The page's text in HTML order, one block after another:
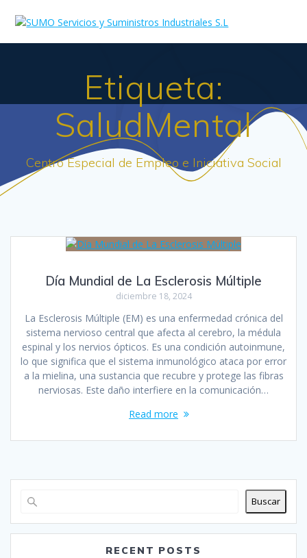
to
Etiqueta:
SaludMental
Centro Especial de Empleo e Iniciativa Social
Día Mundial de La Esclerosis Múltiple
diciembre 18, 2024
La Esclerosis Múltiple (EM) es una enfermedad crónica del
sistema nervioso central que afecta al cerebro, la médula
espinal y los nervios ópticos. Es una condición autoinmune,
lo que significa que el sistema inmunológico ataca por error
a la mielina, una sustancia que recubre y protege las fibras
nerviosas. Este daño interfiere en la comunicación…
Read more
Buscar
RECENT POSTS